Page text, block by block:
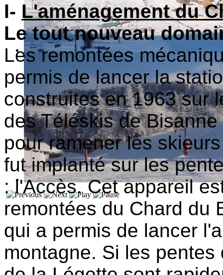
I- L'aménagement du
Le tout nouveau
Les remontées
permis de lancer la
construites en 1963 sur
des Téléskis de
pour ramener les
fut implanté sur les
: l'Accès. Cet appareil
remontées du Chard du
qui a permis de lancer
montagne. Si les